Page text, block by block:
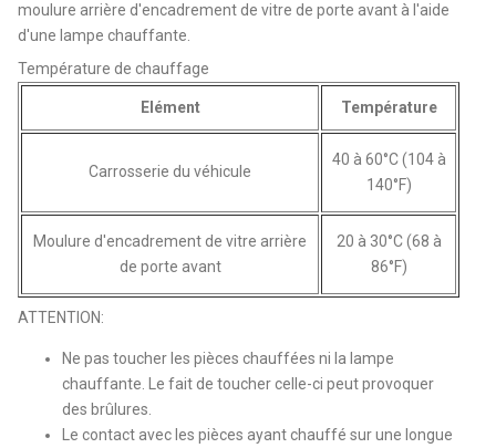
moulure arrière d'encadrement de vitre de porte avant à l'aide
d'une lampe chauffante.
Température de chauffage
Elément Température
Carrosserie du véhicule
40 à 60°C (104 à
140°F)
Moulure d'encadrement de vitre arrière
de porte avant
20 à 30°C (68 à
86°F)
ATTENTION:
Ne pas toucher les pièces chauffées ni la lampe
chauffante. Le fait de toucher celle-ci peut provoquer
des brûlures.
Le contact avec les pièces ayant chauffé sur une longue